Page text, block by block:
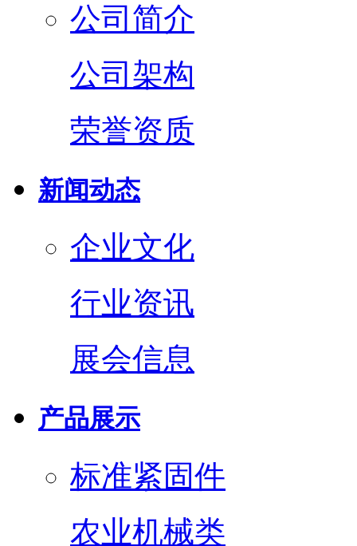
公司简介
公司架构
荣誉资质
新闻动态
企业文化
行业资讯
展会信息
产品展示
标准紧固件
农业机械类